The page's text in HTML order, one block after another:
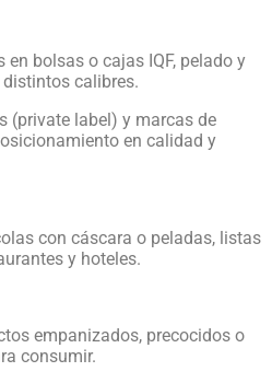
en bolsas o cajas IQF, pelado y
calibres.
(private label) y marcas de
en calidad y
con cáscara o peladas, listas
y hoteles.
empanizados, precocidos o
consumir.